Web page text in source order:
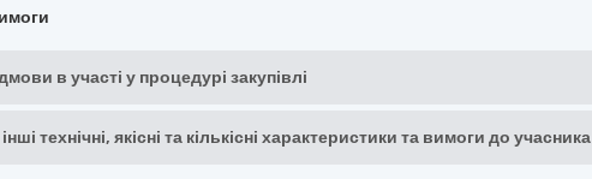
в участі у процедурі закупівлі
технічні, якісні та кількісні характеристики та вимоги до учасника